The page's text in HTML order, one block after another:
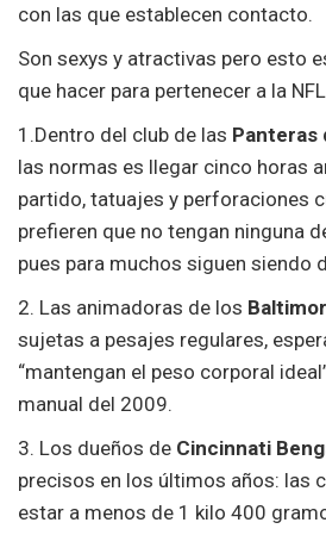
con las que establecen contacto.
Son sexys y atractivas pero esto
que hacer para pertenecer a la
1.Dentro del club de las Panteras
las normas es llegar cinco horas
partido, tatuajes y perforaciones
prefieren que no tengan ninguna
pues para muchos siguen siendo
2. Las animadoras de los
sujetas a pesajes regulares,
“mantengan el peso corporal
manual del 2009.
3. Los dueños de Cincinnati
precisos en los últimos años: las
estar a menos de 1 kilo 400